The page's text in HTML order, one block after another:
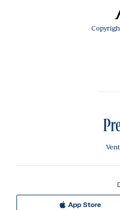
App Store